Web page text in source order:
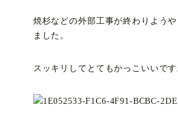
焼杉などの外部工事が終わりよう
ました。
スッキリしてとてもかっこいいです